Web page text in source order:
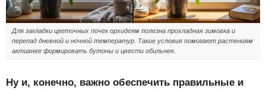
Для закладки цветочных почек орхидеям полезна прохладная зимовка и
перепад дневной и ночной температур. Такие условия помогают растениям
активнее формировать бутоны и цвести обильнее.
Ну и, конечно, важно обеспечить правильные и